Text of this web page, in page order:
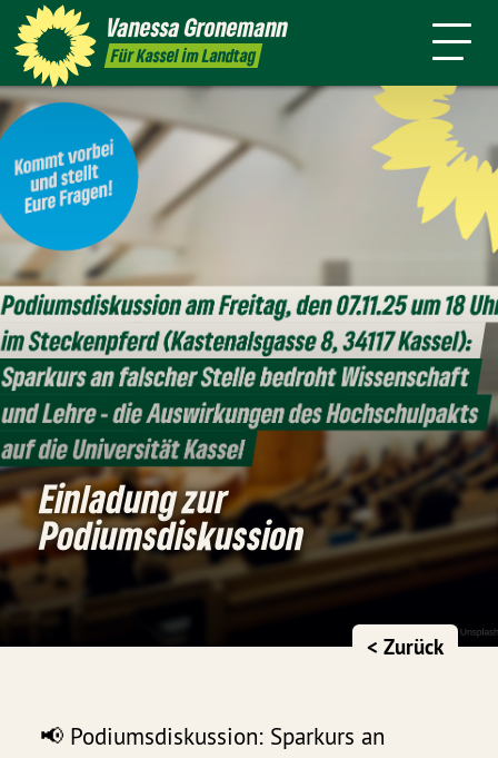
VanessaGronemann
Für Kassel im Landtag
Kontakt Mitmachen
Themen
Einladung zur
Podiumsdiskussion
< Zurück
📢 Podiumsdiskussion: Sparkurs an